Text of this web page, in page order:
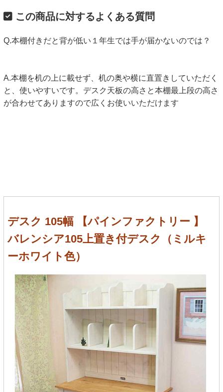
この商品に対するよくある質問
Q.本棚付きだと背が低い１年生では手が届かないのでは？
A.本棚を机の上に載せず、机の奥や横に直置きしていただく
と、使いやすいです。デスク天板の高さと本棚最上段の高さ
が合わせてありますので広くお使いいただけます
デスク 105幅 【パインファクトリー 】
バレンシア105上置き付デスク（ミルキ
ーホワイト色）